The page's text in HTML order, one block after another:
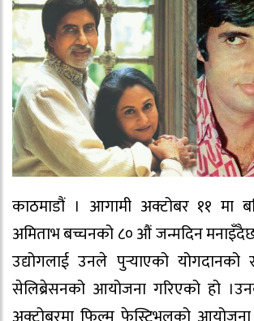
काठमाडौं । आगामी अक्टोबर ११ मा
अमिताभ बच्चनको ८० औं जन्मदिन
उद्योगलाई उनले पुर्‍याएको योगदानको
सेलिब्रेसनको आयोजना गरिएको हो